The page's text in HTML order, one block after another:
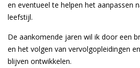
en eventueel te helpen het aanpassen
leefstijl.
De aankomende jaren wil ik door een
en het volgen van vervolgopleidingen
blijven ontwikkelen.